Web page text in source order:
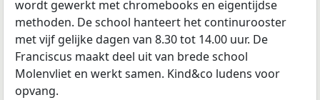
wordt gewerkt met chromebooks en eigentijdse
methoden. De school hanteert het continurooster
met vijf gelijke dagen van 8.30 tot 14.00 uur. De
Franciscus maakt deel uit van brede school
Molenvliet en werkt samen. Kind&co ludens voor
opvang.